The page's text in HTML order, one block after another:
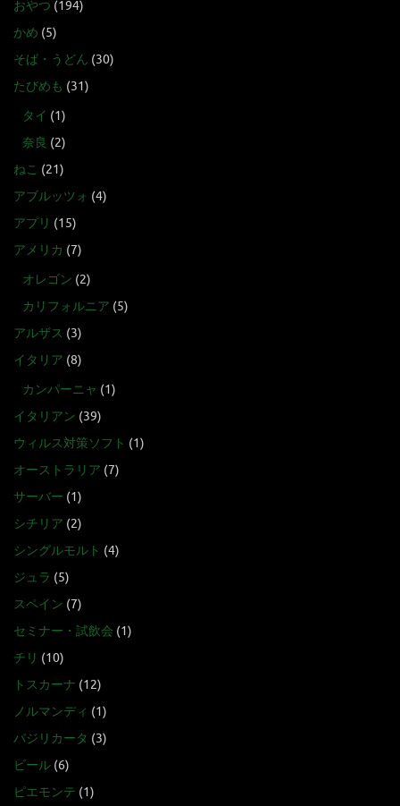
おやつ (194)
かめ (5)
そば・うどん (30)
たびめも (31)
タイ (1)
奈良 (2)
ねこ (21)
アブルッツォ (4)
アプリ (15)
アメリカ (7)
オレゴン (2)
カリフォルニア (5)
アルザス (3)
イタリア (8)
カンパーニャ (1)
イタリアン (39)
ウィルス対策ソフト (1)
オーストラリア (7)
サーバー (1)
シチリア (2)
シングルモルト (4)
ジュラ (5)
スペイン (7)
セミナー・試飲会 (1)
チリ (10)
トスカーナ (12)
ノルマンディ (1)
バジリカータ (3)
ビール (6)
ピエモンテ (1)